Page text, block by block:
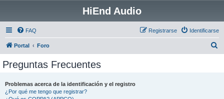
HiEnd Audio
FAQ Identificarse
Registrarse
Portal Foro
Preguntas Frecuentes
Problemas acerca de la identificación y el registro
¿Por qué me tengo que registrar?